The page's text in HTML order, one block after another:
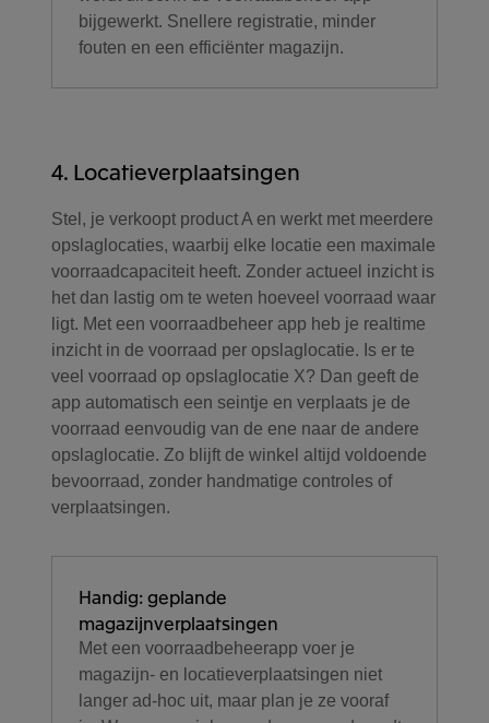
bijgewerkt. Snellere registratie, minder
fouten en een efficiënter magazijn.
4. Locatieverplaatsingen
Stel, je verkoopt product A en werkt met meerdere
opslaglocaties, waarbij elke locatie een maximale
voorraadcapaciteit heeft. Zonder actueel inzicht is
het dan lastig om te weten hoeveel voorraad waar
ligt. Met een voorraadbeheer app heb je realtime
inzicht in de voorraad per opslaglocatie. Is er te
veel voorraad op opslaglocatie X? Dan geeft de
app automatisch een seintje en verplaats je de
voorraad eenvoudig van de ene naar de andere
opslaglocatie. Zo blijft de winkel altijd voldoende
bevoorraad, zonder handmatige controles of
verplaatsingen.
Handig: geplande
magazijnverplaatsingen
Met een voorraadbeheerapp voer je
magazijn- en locatieverplaatsingen niet
langer ad‑hoc uit, maar plan je ze vooraf